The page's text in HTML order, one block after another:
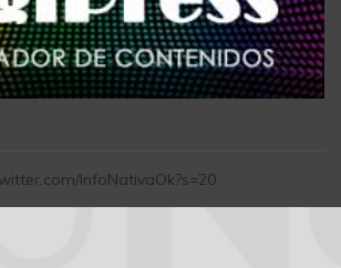
InfoNativaOk?s=20